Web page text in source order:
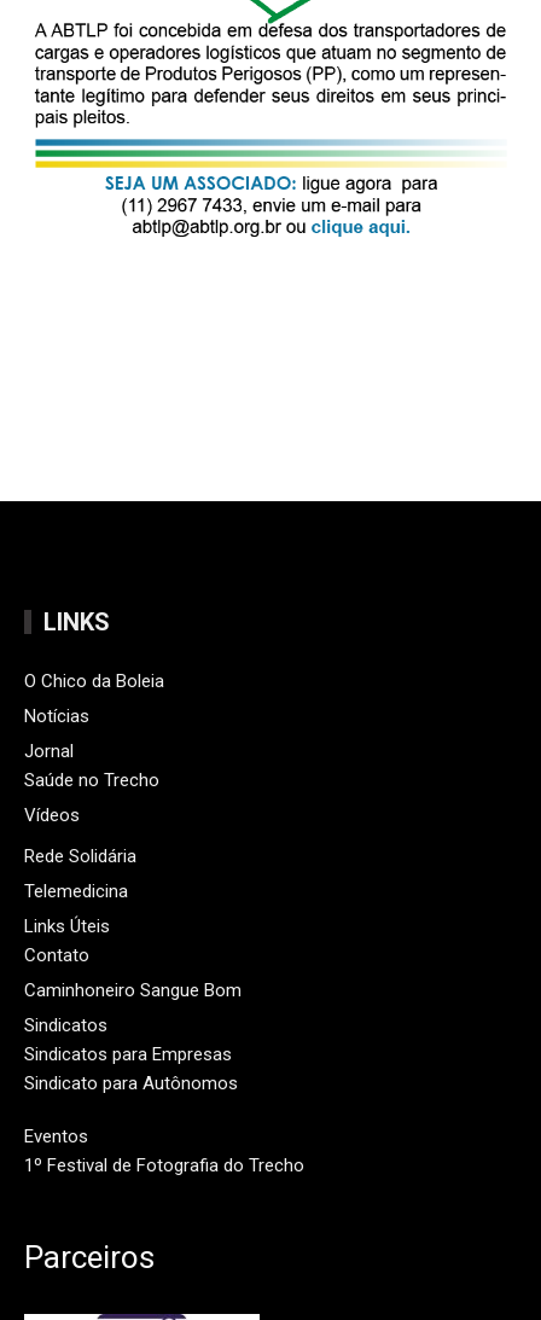
LINKS
O Chico da Boleia
Notícias
Jornal
Saúde no Trecho
Vídeos
Rede Solidária
Telemedicina
Links Úteis
Contato
Caminhoneiro Sangue Bom
Sindicatos
Sindicatos para Empresas
Sindicato para Autônomos
Eventos
1º Festival de Fotografia do Trecho
Parceiros